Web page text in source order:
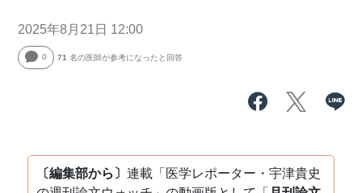
2025年8月21日 12:00
0 71 名の医師が参考になったと回答
〔編集部から〕連載「医学レポーター・宇津貴史